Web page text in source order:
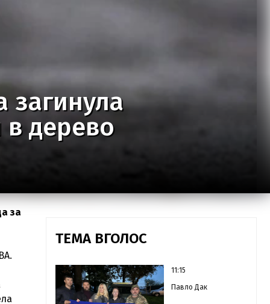
загинула
в дерево
за
ТЕМА ВГОЛОС
11:15
Павло Дак